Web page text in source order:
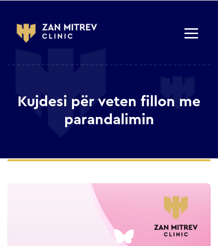
Kujdesi për veten fillon me
parandalimin